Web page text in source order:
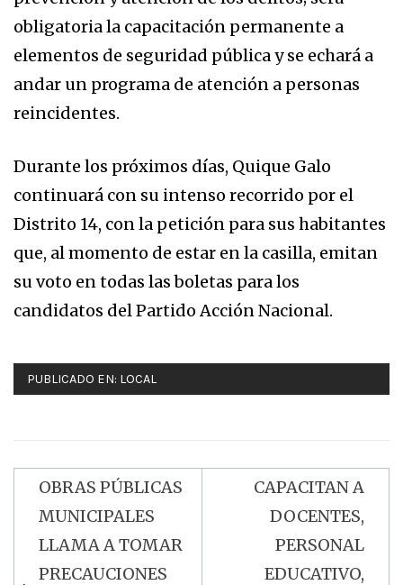
obligatoria la capacitación permanente a
elementos de seguridad pública y se echará a
andar un programa de atención a personas
reincidentes.
Durante los próximos días, Quique Galo
continuará con su intenso recorrido por el
Distrito 14, con la petición para sus habitantes
que, al momento de estar en la casilla, emitan
su voto en todas las boletas para los
candidatos del Partido Acción Nacional.
PUBLICADO EN: LOCAL
Navegación
de
entradas
OBRAS PÚBLICAS
MUNICIPALES
LLAMA A TOMAR
PRECAUCIONES
CAPACITAN A
DOCENTES,
PERSONAL
EDUCATIVO,